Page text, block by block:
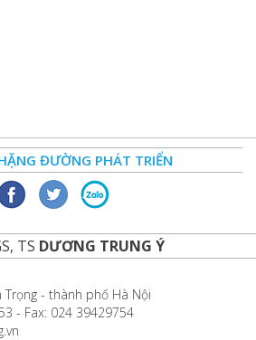
ĐƯỜNG PHÁT TRIỂN
TS DƯƠNG TRUNG Ý
Trọng - thành phố Hà Nội
- Fax: 024 39429754